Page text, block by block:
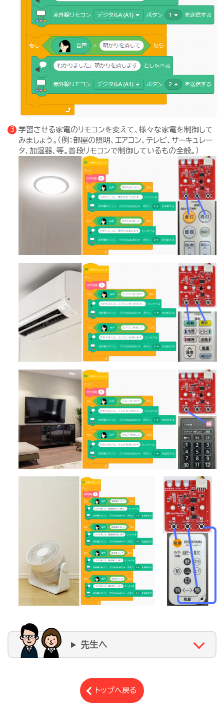
学習させる家電のリモコンを変えて、様々な家電を制御して
みましょう。（例：部屋の照明、エアコン、テレビ、サーキュレー
タ、加湿器、等。普段リモコンで制御しているもの全般。）
先生へ
トップへ戻る